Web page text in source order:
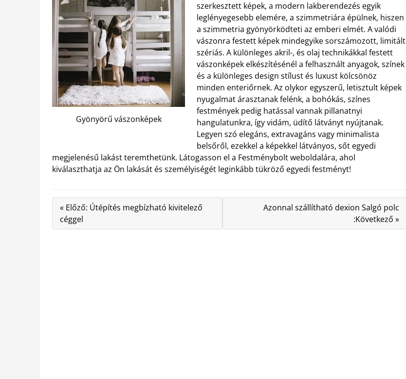
Gyönyörű vászonképek
szerkesztett képek, a modern lakberendezés egyik
leglényegesebb elemére, a szimmetriára épülnek, hiszen
a szimmetria gyönyörködteti az emberi elmét. A valódi
vászonra festett képek mindegyike sorszámozott, limitált
szériás. A különleges akril-, és olaj technikákkal festett
vászonképek elkészítésénél a felhasznált anyagok, színek
és a különleges design stílust és luxust kölcsönöz
minden enteriőrnek. Az olykor egyszerű, letisztult képek
nyugalmat árasztanak felénk, a bohókás, színes
festmények pedig hatással vannak pillanatnyi
hangulatunkra, így vidám, üdítő látványt nyújtanak.
Legyen szó elegáns, extravagáns vagy minimalista
belsőről, ezekkel a képekkel látványos, sőt egyedi
megjelenésű lakást teremthetünk. Látogasson el a Festménybolt weboldalára, ahol
kiválaszthatja az Ön lakását és személyiségét leginkább tükröző egyedi festményt!
« Előző: Útépítés megbízható kivitelező
céggel
Azonnal szállítható dexion Salgó polc
:Következő »